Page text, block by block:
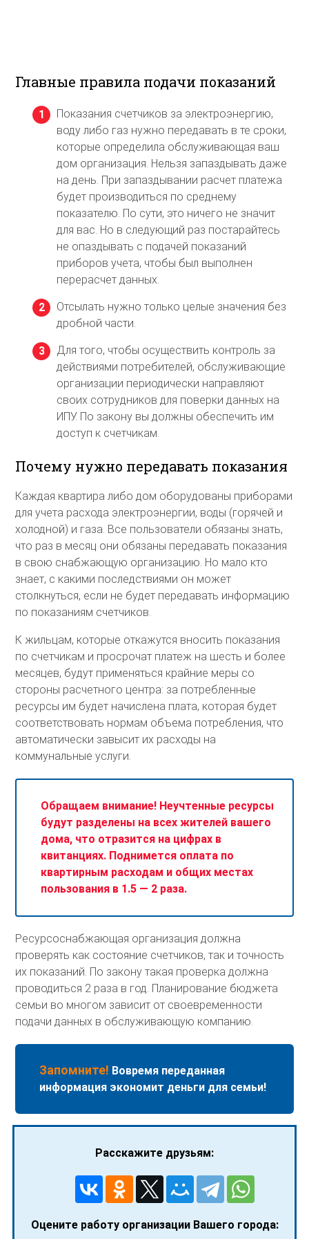
Главные правила подачи показаний
Показания счетчиков за электроэнергию,
воду либо газ нужно передавать в те сроки,
которые определила обслуживающая ваш
дом организация. Нельзя запаздывать даже
на день. При запаздывании расчет платежа
будет производиться по среднему
показателю. По сути, это ничего не значит
для вас. Но в следующий раз постарайтесь
не опаздывать с подачей показаний
приборов учета, чтобы был выполнен
перерасчет данных.
Отсылать нужно только целые значения без
дробной части.
Для того, чтобы осуществить контроль за
действиями потребителей, обслуживающие
организации периодически направляют
своих сотрудников для поверки данных на
ИПУ. По закону вы должны обеспечить им
доступ к счетчикам.
Почему нужно передавать показания
Каждая квартира либо дом оборудованы приборами
для учета расхода электроэнергии, воды (горячей и
холодной) и газа. Все пользователи обязаны знать,
что раз в месяц они обязаны передавать показания
в свою снабжающую организацию. Но мало кто
знает, с какими последствиями он может
столкнуться, если не будет передавать информацию
по показаниям счетчиков.
К жильцам, которые откажутся вносить показания
по счетчикам и просрочат платеж на шесть и более
месяцев, будут применяться крайние меры со
стороны расчетного центра: за потребленные
ресурсы им будет начислена плата, которая будет
соответствовать нормам объема потребления, что
автоматически завысит их расходы на
коммунальные услуги.
Обращаем внимание! Неучтенные ресурсы
будут разделены на всех жителей вашего
дома, что отразится на цифрах в
квитанциях. Поднимется оплата по
квартирным расходам и общих местах
пользования в 1.5 — 2 раза.
Ресурсоснабжающая организация должна
проверять как состояние счетчиков, так и точность
их показаний. По закону такая проверка должна
проводиться 2 раза в год. Планирование бюджета
семьи во многом зависит от своевременности
подачи данных в обслуживающую компанию.
Запомните! Вовремя переданная
информация экономит деньги для семьи!
Расскажите друзьям:
Оцените работу организации Вашего города: